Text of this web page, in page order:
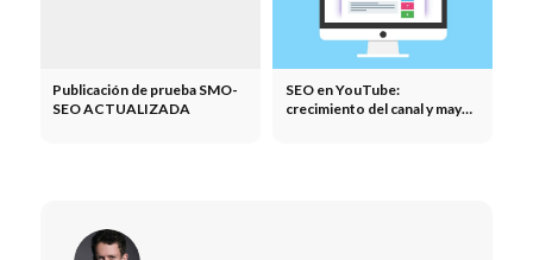
Publicación de prueba SMO-
SEO ACTUALIZADA
SEO en YouTube:
crecimiento del canal y mayor